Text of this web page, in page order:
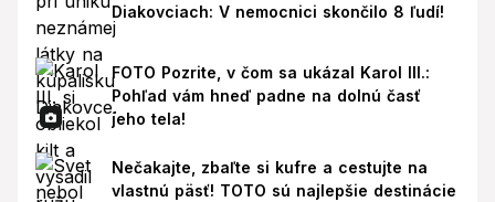
Diakovciach: V nemocnici skončilo 8 ľudí!
FOTO Pozrite, v čom sa ukázal Karol III.:
Pohľad vám hneď padne na dolnú časť
jeho tela!
Nečakajte, zbaľte si kufre a cestujte na
vlastnú päsť! TOTO sú najlepšie destinácie